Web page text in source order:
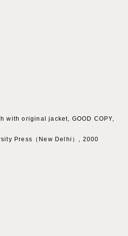
with original jacket, GOOD COPY,
Press（New Delhi）, 2000